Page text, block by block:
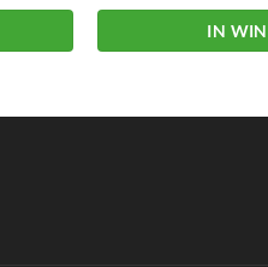
IN